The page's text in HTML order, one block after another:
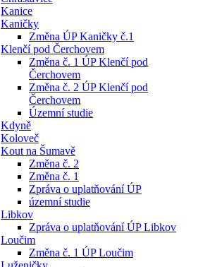
Kanice
Kaničky
Změna ÚP Kaničky č.1
Klenčí pod Čerchovem
Změna č. 1 ÚP Klenčí pod
Čerchovem
Změna č. 2 ÚP Klenčí pod
Čerchovem
Územní studie
Kdyně
Koloveč
Kout na Šumavě
Změna č. 2
Změna č. 1
Zpráva o uplatňování ÚP
územní studie
Libkov
Zpráva o uplatňování ÚP Libkov
Loučim
Změna č. 1 ÚP Loučim